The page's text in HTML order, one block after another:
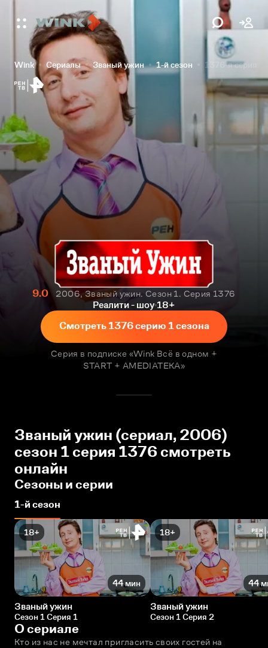
Wink Сериалы Званый ужин 1-й сезон 1376-я серия
9.0
2006, Званый ужин. Сезон 1. Серия 1376
Реалити - шоу 18+
Смотреть 1376 серию 1 сезона
Серия в подписке «Wink Всё в одном +
START + AMEDIATEKA»
Званый ужин (сериал, 2006)
сезон 1 серия 1376 смотреть
онлайн
Сезоны и серии
1-й сезон
18+
44 мин
Званый ужин
Сезон 1 Серия 1
18+
44
Званый ужин
Сезон 1 Серия 2
О сериале
Кто из нас не мечтал пригласить своих гостей на